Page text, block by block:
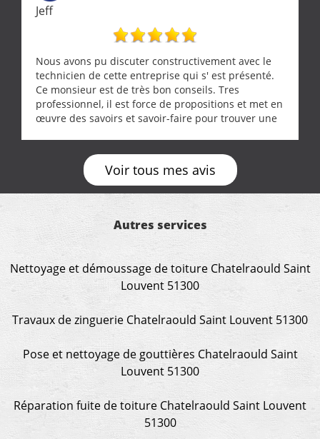
Jeff
Nous avons pu discuter constructivement avec le
technicien de cette entreprise qui s' est présenté.
Ce monsieur est de très bon conseils. Tres
professionnel, il est force de propositions et met en
œuvre des savoirs et savoir-faire pour trouver une
ne se trouve que chez les pationnés de leur métier.
Merci a ce monsieur pour sa disponibilité
Voir tous mes avis
Autres services
Nettoyage et démoussage de toiture Chatelraould Saint
Louvent 51300
Travaux de zinguerie Chatelraould Saint Louvent 51300
Pose et nettoyage de gouttières Chatelraould Saint
Louvent 51300
Réparation fuite de toiture Chatelraould Saint Louvent
51300